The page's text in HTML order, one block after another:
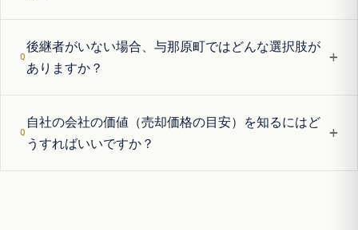
後継者がいない場合、与那原町ではどんな選択肢が
ありますか？
+
自社の会社の価値（売却価格の目安）を知るにはど
うすればいいですか？
+